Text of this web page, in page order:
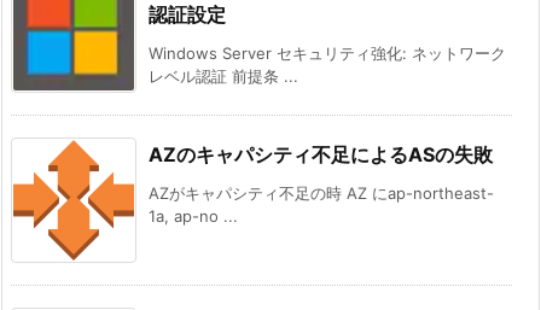
認証設定
Windows Server セキュリティ強化: ネットワーク
レベル認証 前提条 ...
AZのキャパシティ不足によるASの失敗
AZがキャパシティ不足の時 AZ にap-northeast-
1a, ap-no ...